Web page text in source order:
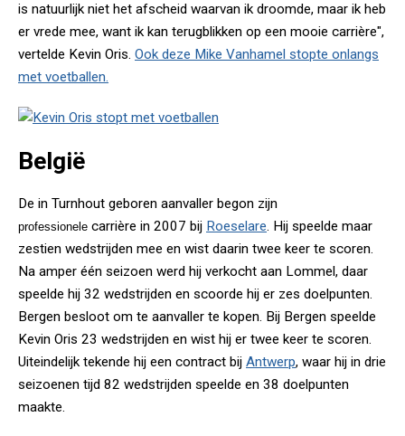
is natuurlijk niet het afscheid waarvan ik droomde, maar ik heb
er vrede mee, want ik kan terugblikken op een mooie carrière",
vertelde Kevin Oris. Ook deze Mike Vanhamel stopte onlangs
met voetballen.
België
De in Turnhout geboren aanvaller begon zijn
professionele carrière in 2007 bij Roeselare. Hij speelde maar
zestien wedstrijden mee en wist daarin twee keer te scoren.
Na amper één seizoen werd hij verkocht aan Lommel, daar
speelde hij 32 wedstrijden en scoorde hij er zes doelpunten.
Bergen besloot om te aanvaller te kopen. Bij Bergen speelde
Kevin Oris 23 wedstrijden en wist hij er twee keer te scoren.
Uiteindelijk tekende hij een contract bij Antwerp, waar hij in drie
seizoenen tijd 82 wedstrijden speelde en 38 doelpunten
maakte.